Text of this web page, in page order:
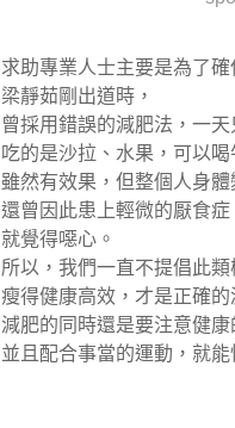
求助專業人士主要是為了確
梁靜茹剛出道時，
曾採用錯誤的減肥法，一天
吃的是沙拉、水果，可以喝
雖然有效果，但整個人身體
還曾因此患上輕微的厭食
就覺得噁心。
所以，我們一直不提倡此類
瘦得健康高效，才是正確的
減肥的同時還是要注意健
並且配合事當的運動，就能